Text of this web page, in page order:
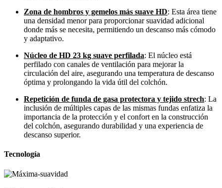
Zona de hombros y gemelos más suave HD: Esta área tiene
una densidad menor para proporcionar suavidad adicional
donde más se necesita, permitiendo un descanso más cómodo
y adaptativo.
Núcleo de HD 23 kg suave perfilada: El núcleo está
perfilado con canales de ventilación para mejorar la
circulación del aire, asegurando una temperatura de descanso
óptima y prolongando la vida útil del colchón.
Repetición de funda de gasa protectora y tejido strech: La
inclusión de múltiples capas de las mismas fundas enfatiza la
importancia de la protección y el confort en la construcción
del colchón, asegurando durabilidad y una experiencia de
descanso superior.
Tecnología